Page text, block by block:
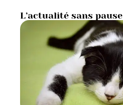
L’actualité sans pause